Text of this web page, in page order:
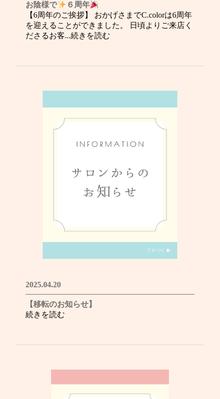
お陰様で
６周年
【6周年のご挨拶】 おかげさまでC.colorは6周年
を迎えることができました。 日頃よりご来店く
ださるお客...続きを読む
2025.04.20
【移転のお知らせ】
続きを読む